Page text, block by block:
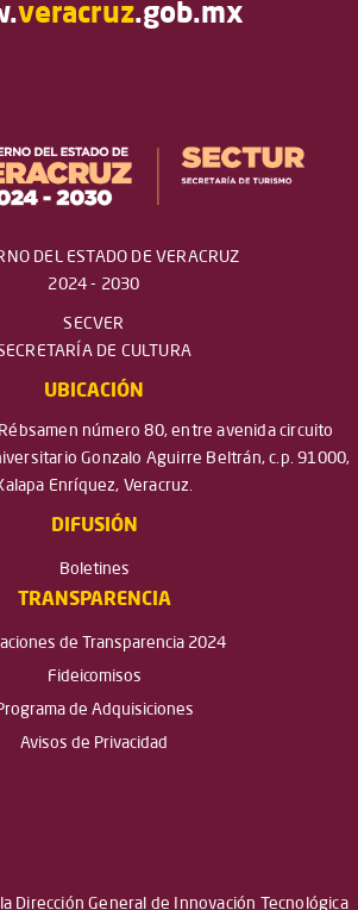
veracruz.gob.mx
DEL ESTADO DE VERACRUZ
2024 - 2030
SECVER
DE CULTURA
UBICACIÓN
número 80, entre avenida circuito
Gonzalo Aguirre Beltrán, c.p. 91000,
Enríquez, Veracruz.
DIFUSIÓN
Boletines
TRANSPARENCIA
de Transparencia 2024
Fideicomisos
de Adquisiciones
Avisos de Privacidad
Dirección General de Innovación Tecnológica